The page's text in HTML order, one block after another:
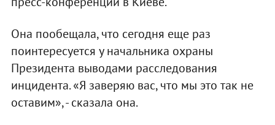
Она пообещала, что сегодня еще раз
поинтересуется у начальника охраны
Президента выводами расследования
инцидента. «Я заверяю вас, что мы это так не
оставим», - сказала она.